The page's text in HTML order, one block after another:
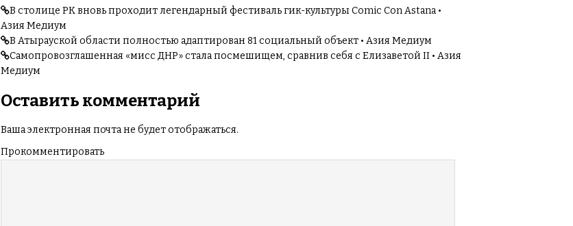
В столице РК вновь проходит легендарный фестиваль гик-культуры Comic Con Astana •
Азия Медиум
В Атырауской области полностью адаптирован 81 социальный объект • Азия Медиум
Самопровозглашенная «мисс ДНР» стала посмешищем, сравнив себя с Елизаветой II • Азия
Медиум
Оставить комментарий
Ваша электронная почта не будет отображаться.
Прокомментировать